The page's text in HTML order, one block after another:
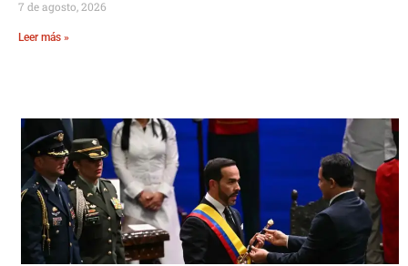
7 de agosto, 2026
Leer más »